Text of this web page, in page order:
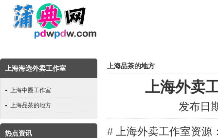
上海海选外卖工作室
上海中圈工作室
上海品茶的地方
热点资讯
上海品茶的地方
上海外卖
发布日
# 上海外卖工作室资源